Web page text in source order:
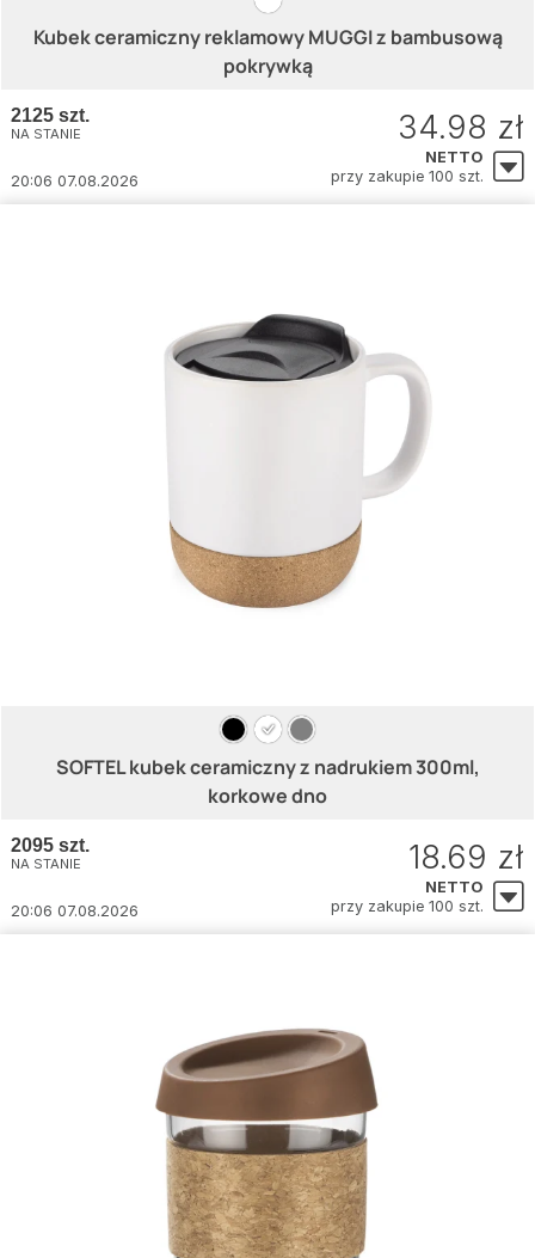
Kubek ceramiczny reklamowy MUGGI z bambusową
pokrywką
2125 szt.
NA STANIE
20:06 07.08.2026
34.98 zł
NETTO
przy zakupie 100 szt.
SOFTEL kubek ceramiczny z nadrukiem 300ml,
korkowe dno
2095 szt.
NA STANIE
20:06 07.08.2026
18.69 zł
NETTO
przy zakupie 100 szt.